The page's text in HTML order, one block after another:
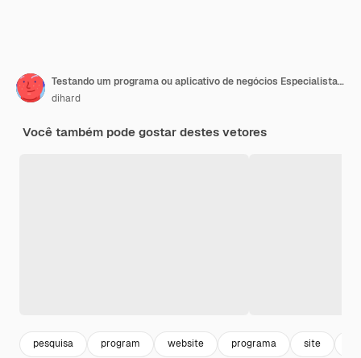
Testando um programa ou aplicativo de negócios Especialistas em pessoas verificam software e segurança em busca de bugs
dihard
Você também pode gostar destes vetores
pesquisa program website programa site